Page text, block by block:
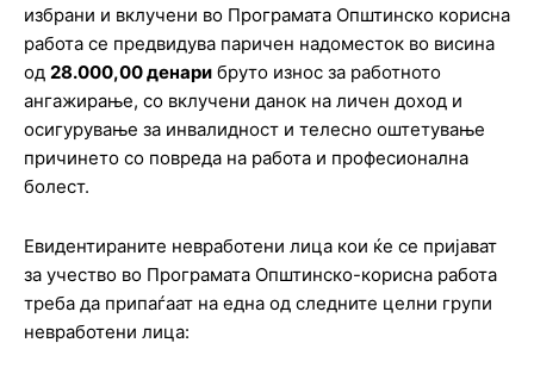
избрани и вклучени во Програмата Општинско корисна
работа се предвидува паричен надоместок во висина
од 28.000,00 денари бруто износ за работното
ангажирање, со вклучени данок на личен доход и
осигурување за инвалидност и телесно оштетување
причинето со повреда на работа и професионална
болест.
Евидентираните невработени лица кои ќе се пријават
за учество во Програмата Општинско-корисна работа
треба да припаѓаат на една од следните целни групи
невработени лица: